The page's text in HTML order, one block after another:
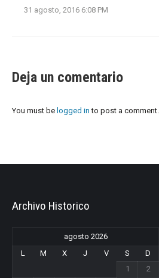
31 agosto, 2016 6:08 PM
Deja un comentario
You must be logged in to post a comment.
Archivo Historico
agosto 2026
L
M X J V S
D
1
2